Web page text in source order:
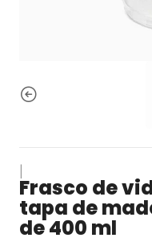
Frasco de
tapa de
de 400 ml